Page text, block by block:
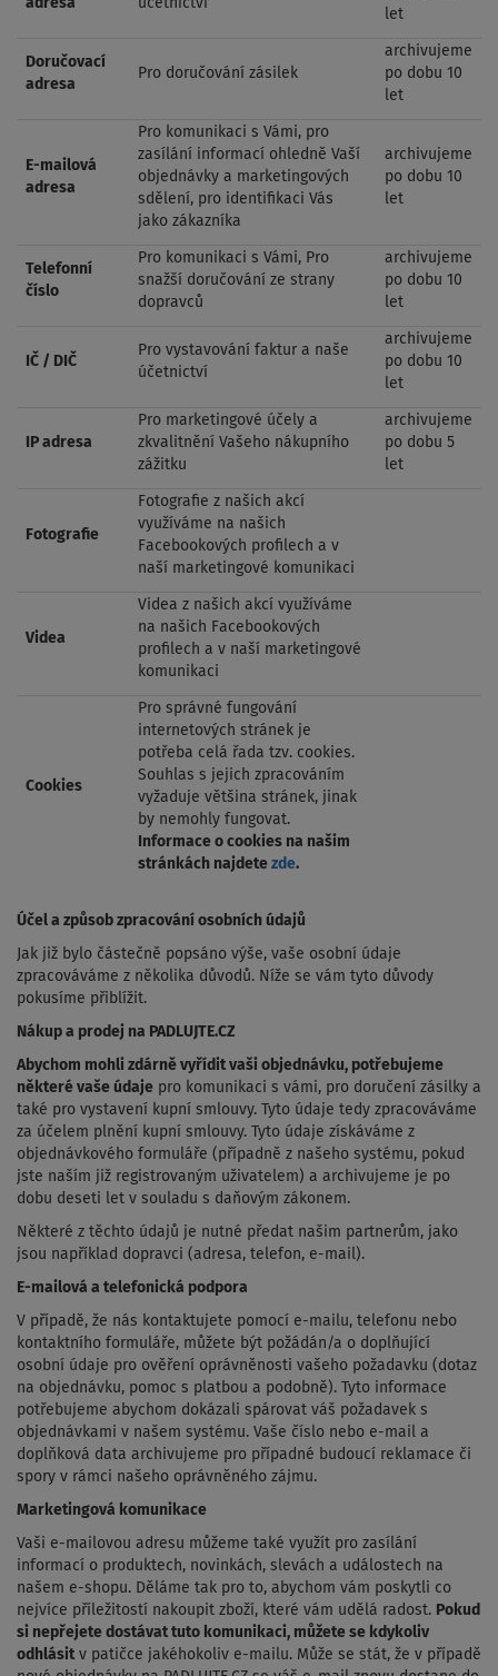
adresa
účetnictví
let
Doručovací
adresa
Pro doručování zásilek
archivujeme
po dobu 10
let
E-mailová
adresa
Pro komunikaci s Vámi, pro
zasílání informací ohledně Vaší
objednávky a marketingových
sdělení, pro identifikaci Vás
jako zákazníka
archivujeme
po dobu 10
let
Telefonní
číslo
Pro komunikaci s Vámi, Pro
snažší doručování ze strany
dopravců
archivujeme
po dobu 10
let
IČ / DIČ
Pro vystavování faktur a naše
účetnictví
archivujeme
po dobu 10
let
IP adresa
Pro marketingové účely a
zkvalitnění Vašeho nákupního
zážitku
archivujeme
po dobu 5
let
Fotografie
Fotografie z našich akcí
využíváme na našich
Facebookových profilech a v
naší marketingové komunikaci
Videa
Videa z našich akcí využíváme
na našich Facebookových
profilech a v naší marketingové
komunikaci
Cookies
Pro správné fungování
internetových stránek je
potřeba celá řada tzv. cookies.
Souhlas s jejich zpracováním
vyžaduje většina stránek, jinak
by nemohly fungovat.
Informace o cookies na našim
stránkách najdete zde.
Účel a způsob zpracování osobních údajů
Jak již bylo částečně popsáno výše, vaše osobní údaje
zpracováváme z několika důvodů. Níže se vám tyto důvody
pokusíme přiblížit.
Nákup a prodej na PADLUJTE.CZ
Abychom mohli zdárně vyřídit vaši objednávku, potřebujeme
některé vaše údaje pro komunikaci s vámi, pro doručení zásilky a
také pro vystavení kupní smlouvy. Tyto údaje tedy zpracováváme
za účelem plnění kupní smlouvy. Tyto údaje získáváme z
objednávkového formuláře (případně z našeho systému, pokud
jste naším již registrovaným uživatelem) a archivujeme je po
dobu deseti let v souladu s daňovým zákonem.
Některé z těchto údajů je nutné předat našim partnerům, jako
jsou například dopravci (adresa, telefon, e-mail).
E-mailová a telefonická podpora
V případě, že nás kontaktujete pomocí e-mailu, telefonu nebo
kontaktního formuláře, můžete být požádán/a o doplňující
osobní údaje pro ověření oprávněnosti vašeho požadavku (dotaz
na objednávku, pomoc s platbou a podobně). Tyto informace
potřebujeme abychom dokázali spárovat váš požadavek s
objednávkami v našem systému. Vaše číslo nebo e-mail a
doplňková data archivujeme pro případné budoucí reklamace či
spory v rámci našeho oprávněného zájmu.
Marketingová komunikace
Vaši e-mailovou adresu můžeme také využít pro zasílání
informací o produktech, novinkách, slevách a událostech na
našem e-shopu. Děláme tak pro to, abychom vám poskytli co
nejvíce příležitostí nakoupit zboží, které vám udělá radost. Pokud
si nepřejete dostávat tuto komunikaci, můžete se kdykoliv
odhlásitv patičce jakéhokoliv e-mailu. Může se stát, že v případě